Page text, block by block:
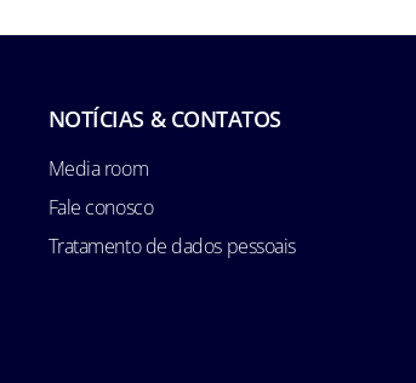
NOTÍCIAS & CONTATOS
Media room
Fale conosco
Tratamento de dados pessoais